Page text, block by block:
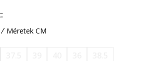
Méretek CM